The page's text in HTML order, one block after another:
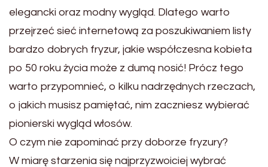
elegancki oraz modny wygląd. Dlatego warto
przejrzeć sieć internetową za poszukiwaniem listy
bardzo dobrych fryzur, jakie współczesna kobieta
po 50 roku życia może z dumą nosić! Prócz tego
warto przypomnieć, o kilku nadrzędnych rzeczach,
o jakich musisz pamiętać, nim zaczniesz wybierać
pionierski wygląd włosów.
O czym nie zapominać przy doborze fryzury?
W miarę starzenia się najprzyzwoiciej wybrać